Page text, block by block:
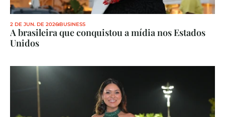
2 DE JUN. DE 2026 BUSINESS
A brasileira que conquistou a mídia nos Estados
Unidos